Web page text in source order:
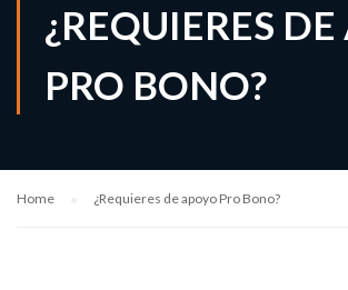
¿REQUIERES
PRO BONO?
Home ¿Requieres de apoyo Pro Bono?